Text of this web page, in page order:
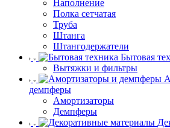
Наполнение
Полка сетчатая
Труба
Штанга
Штангодержатели
Бытовая
Вытяжки и фильтры
демпферы
Амортизаторы
Демпферы